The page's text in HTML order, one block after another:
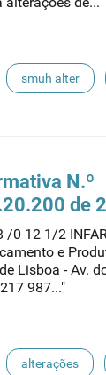
smuh alter
N.º
de
/0 12 1/2
e
Lisboa - Av.
987..."
alterações